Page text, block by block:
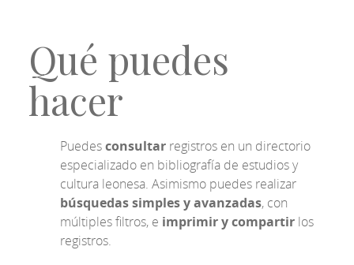
Qué puedes
hacer
Puedesconsultar registros en un directorio
especializado en bibliografía de estudios y
cultura leonesa. Asimismo puedes realizar
búsquedas simples y avanzadas, con
múltiples filtros, e imprimir y compartir los
registros.